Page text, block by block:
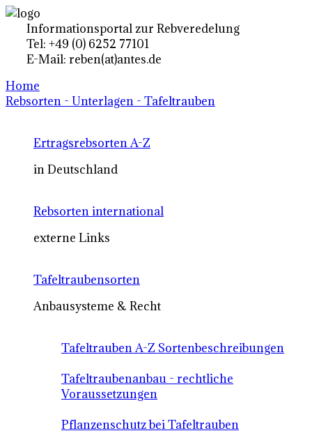
Informationsportal zur Rebveredelung
Tel: +49 (0) 6252 77101
E-Mail: reben(at)antes.de
Home
Rebsorten - Unterlagen - Tafeltrauben
Ertragsrebsorten A-Z
in Deutschland
Rebsorten international
externe Links
Tafeltraubensorten
Anbausysteme & Recht
Tafeltrauben A-Z Sortenbeschreibungen
Tafeltraubenanbau - rechtliche
Voraussetzungen
Pflanzenschutz bei Tafeltrauben